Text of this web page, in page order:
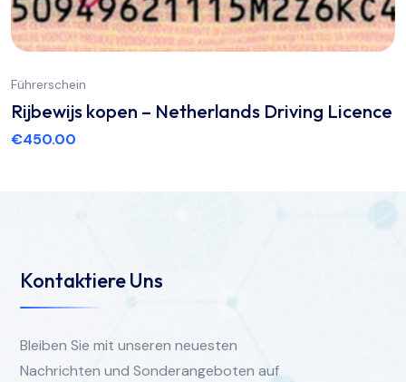
Führerschein
Rijbewijs kopen – Netherlands Driving Licence
€450.00
Kontaktiere Uns
Bleiben Sie mit unseren neuesten
Nachrichten und Sonderangeboten auf